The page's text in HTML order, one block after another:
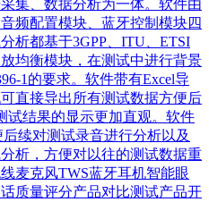
集、数据分析为一体。软件由
频配置模块、蓝牙控制模块四
析都基于3GPP、ITU、ETSI
均衡模块，在测试中进行背景
1的要求。软件带有Excel导
直接导出所有测试数据方便后
试结果的显示更加直观。软件
续对测试录音进行分析以及
析，方便对以往的测试数据重
麦克风TWS蓝牙耳机智能眼
质量评分产品对比测试产品开